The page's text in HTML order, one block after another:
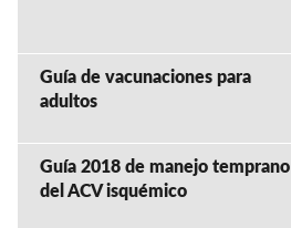
Guía de vacunaciones para
adultos
Guía 2018 de manejo temprano
del ACV isquémico